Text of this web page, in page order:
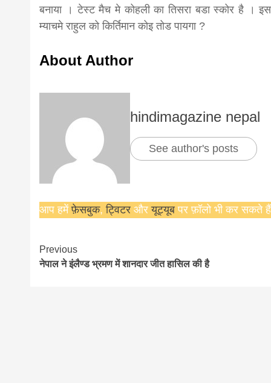
बनाया । टेस्ट मैच मे कोहली का तिसरा बडा स्कोर है ।
म्याचमे राहुल को किर्तिमान कोइ तोड पायगा ?
About Author
hindimagazine nepal
See author's posts
आप हमेंफ़ेसबुक,ट्विटरऔरयूट्यूब पर फ़ॉलो भी कर सकते
Continue
Reading
Previous
नेपाल ने इंलैण्ड भ्रमण में शानदार जीत हासिल की है